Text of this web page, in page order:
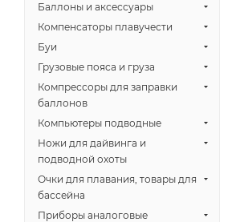
Баллоны и аксессуары
Компенсаторы плавучести
Буи
Грузовые пояса и груза
Компрессоры для заправки
баллонов
Компьютеры подводные
Ножи для дайвинга и
подводной охоты
Очки для плавания, товары для
бассейна
Приборы аналоговые